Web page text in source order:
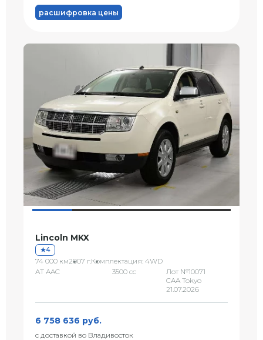
расшифровка цены
Lincoln MKX
4
74 000 км2007 г.Комплектация: 4WD
AT AAC
3500 сс
Лот №10071
CAA Tokyo
21.07.2026
6 758 636 руб.
с доставкой во Владивосток